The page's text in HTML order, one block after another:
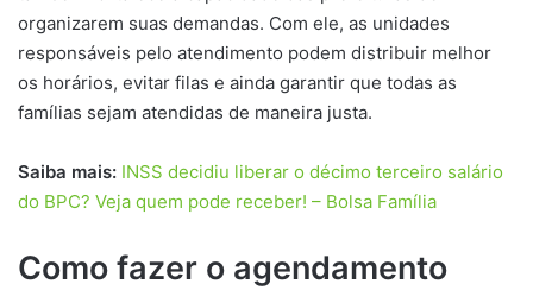
organizarem suas demandas. Com ele, as unidades
responsáveis pelo atendimento podem distribuir melhor
os horários, evitar filas e ainda garantir que todas as
famílias sejam atendidas de maneira justa.
Saiba mais: INSS decidiu liberar o décimo terceiro salário
do BPC? Veja quem pode receber! – Bolsa Família
Como fazer o agendamento